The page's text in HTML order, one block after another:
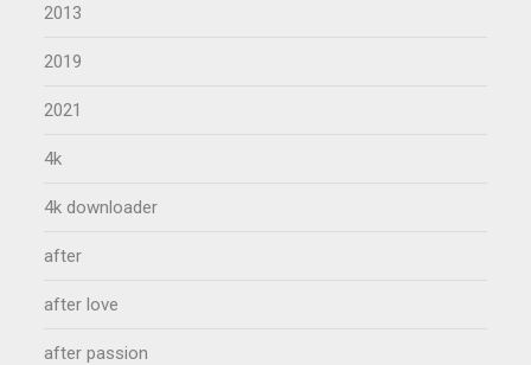
2013
2019
2021
4k
4k downloader
after
after love
after passion